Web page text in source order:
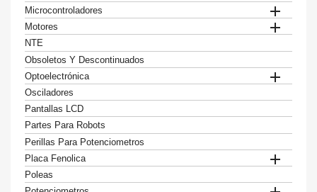
Microcontroladores

Motores 
NTE
Obsoletos Y Descontinuados
Optoelectrónica

Osciladores
Pantallas LCD
Partes Para Robots
Perillas Para Potenciometros
Placa Fenolica

Poleas